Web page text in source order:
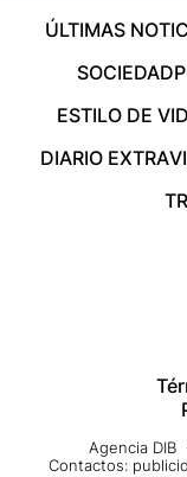
ÚLTIMAS
SOCIEDAD
ESTILO DE
DIARIO EXTRA
Agencia DIB
Contactos: